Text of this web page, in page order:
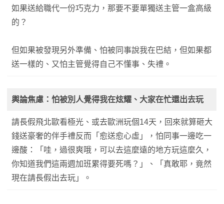
如果送給職代一份巧克力，那要不要單獨送主管一盒高級
的？
但如果被發現另外準備、怕被同事說我在巴結，但如果都
送一樣的、又怕主管覺得自己不懂事、失禮。
輿論焦慮：怕被別人覺得我在炫耀、大家在忙還出去玩
請長假飛北歐看極光、或去歐洲玩個14天，回來就算砸大
錢送豪奢的伴手禮反而「愈送愈心虛」，怕同事一邊吃一
邊酸：「哇，過很爽哦，可以去這麼遠的地方玩這麼久，
你知道我們這兩週加班累得要死嗎？」、「真敢耶，竟然
現在請長假出去玩」。